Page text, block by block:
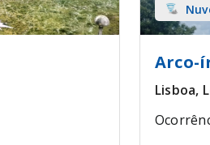
Arco-
Lisboa,